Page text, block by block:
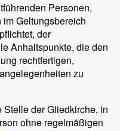
Personen,
Geltungsbereich
der
Anhaltspunkte, die den
rechtfertigen,
zu
der Gliedkirche, in
ohne regelmäßigen